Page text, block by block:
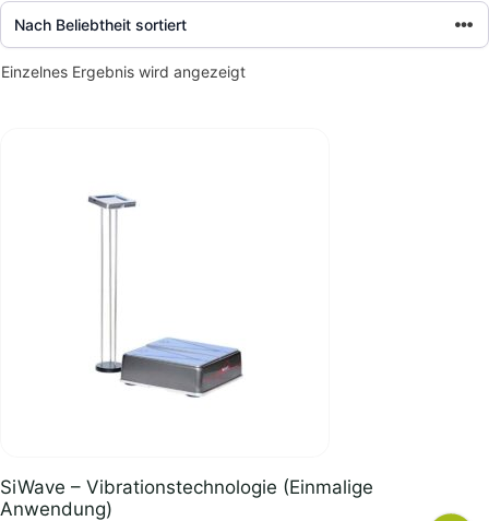
Einzelnes Ergebnis wird angezeigt
SiWave – Vibrationstechnologie (Einmalige
Anwendung)
werden